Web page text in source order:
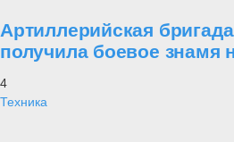
Артиллерийская
получила боевое знамя
4
Техника